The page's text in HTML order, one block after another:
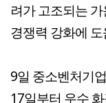
려가 고조되는
경쟁력 강화에
9일 중소벤처기
17일부터 우수